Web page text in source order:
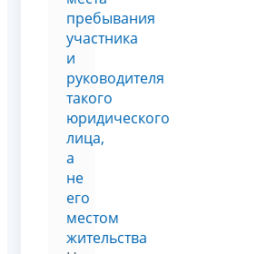
пребывания
участника
и
руководителя
такого
юридического
лица,
а
не
его
местом
жительства